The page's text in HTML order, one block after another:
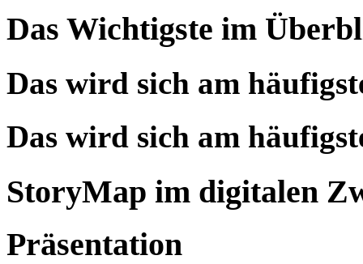
Das Wichtigste im
Das wird sich am
Das wird sich am
StoryMap im digitalen
Präsentation